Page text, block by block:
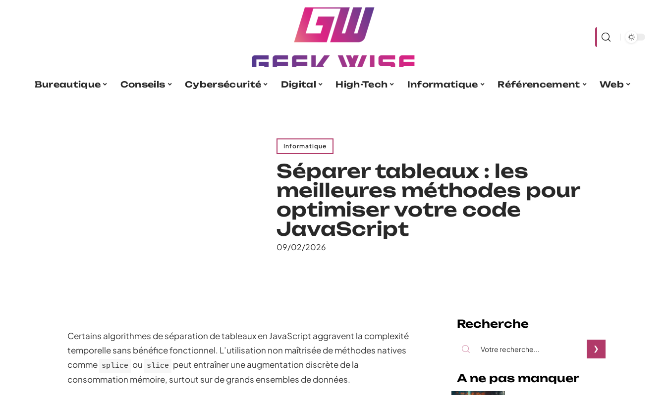
Bureautique Conseils Cybersécurité Digital High-Tech Informatique Référencement Web
Informatique
Séparer tableaux : les
meilleures méthodes pour
optimiser votre code
JavaScript
09/02/2026
Certains algorithmes de séparation de tableaux en JavaScript aggravent la complexité
temporelle sans bénéfice fonctionnel. L’utilisation non maîtrisée de méthodes natives
comme splice ou slice peut entraîner une augmentation discrète de la
consommation mémoire, surtout sur de grands ensembles de données.
Recherche
A ne pas manquer